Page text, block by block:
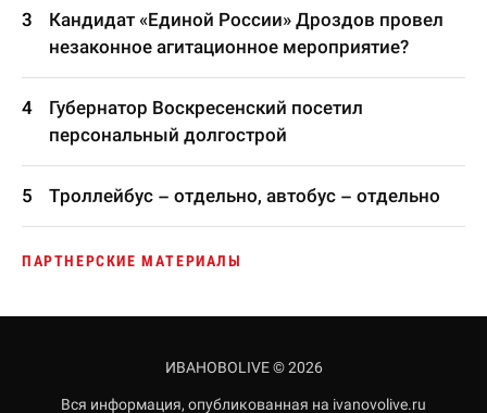
Кандидат «Единой России» Дроздов провел
незаконное агитационное мероприятие?
Губернатор Воскресенский посетил
персональный долгострой
Троллейбус – отдельно, автобус – отдельно
ПАРТНЕРСКИЕ МАТЕРИАЛЫ
ИВАНОВОLIVE © 2026
Вся информация, опубликованная на ivanovolive.ru